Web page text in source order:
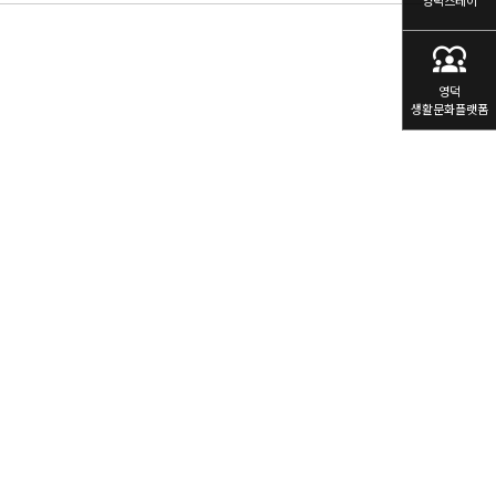
diversity_1
영덕
생활문화플랫폼